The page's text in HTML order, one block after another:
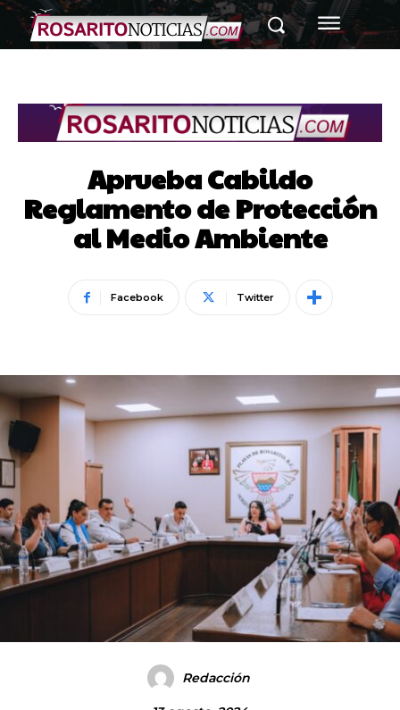
Aprueba Cabildo
Reglamento de Protección
al Medio Ambiente
Facebook Twitter
Redacción